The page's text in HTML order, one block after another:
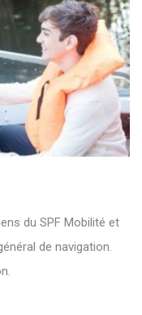
du SPF Mobilité et
de navigation.